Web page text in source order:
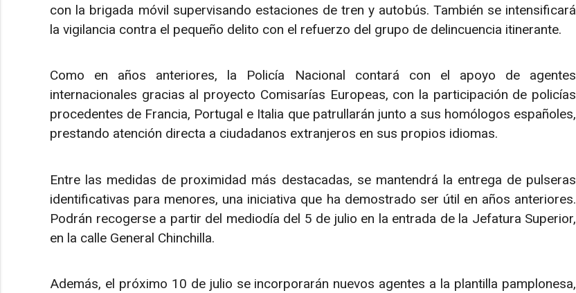
con la brigada móvil supervisando estaciones de tren y autobús. También se intensificará
la vigilancia contra el pequeño delito con el refuerzo del grupo de delincuencia itinerante.
Como en años anteriores, la Policía Nacional contará con el apoyo de agentes
internacionales gracias al proyecto Comisarías Europeas, con la participación de policías
procedentes de Francia, Portugal e Italia que patrullarán junto a sus homólogos españoles,
prestando atención directa a ciudadanos extranjeros en sus propios idiomas.
Entre las medidas de proximidad más destacadas, se mantendrá la entrega de pulseras
identificativas para menores, una iniciativa que ha demostrado ser útil en años anteriores.
Podrán recogerse a partir del mediodía del 5 de julio en la entrada de la Jefatura Superior,
en la calle General Chinchilla.
Además, el próximo 10 de julio se incorporarán nuevos agentes a la plantilla pamplonesa,